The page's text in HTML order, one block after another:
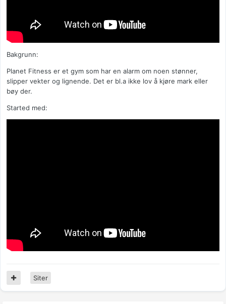
Bakgrunn:
Planet Fitness er et gym som har en alarm om noen stønner,
slipper vekter og lignende. Det er bl.a ikke lov å kjøre mark eller
bøy der.
Started med:
Siter